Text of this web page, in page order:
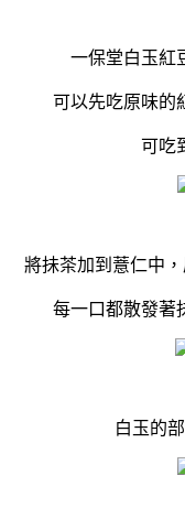
一保堂白玉紅
可以先吃原味的
可吃
將抺茶加到薏仁中
每一口都散發著
白玉的